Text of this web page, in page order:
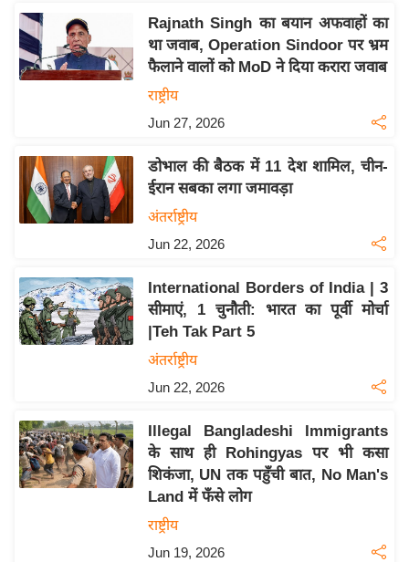
रा
य
ब
ज
ल
क्रि
के
P
L
2
क्रा
इ
म
Rajnath Singh का बयान अफवाहों का
था जवाब, Operation Sindoor पर भ्रम
फैलाने वालों को MoD ने दिया करारा जवाब
राष्ट्रीय
Jun 27, 2026
डोभाल की बैठक में 11 देश शामिल, चीन-
ईरान सबका लगा जमावड़ा
अंतर्राष्ट्रीय
Jun 22, 2026
International Borders of India | 3
सीमाएं, 1 चुनौती: भारत का पूर्वी मोर्चा
|Teh Tak Part 5
अंतर्राष्ट्रीय
Jun 22, 2026
Illegal Bangladeshi Immigrants
के साथ ही Rohingyas पर भी कसा
शिकंजा, UN तक पहुँची बात, No Man's
Land में फँसे लोग
राष्ट्रीय
Jun 19, 2026